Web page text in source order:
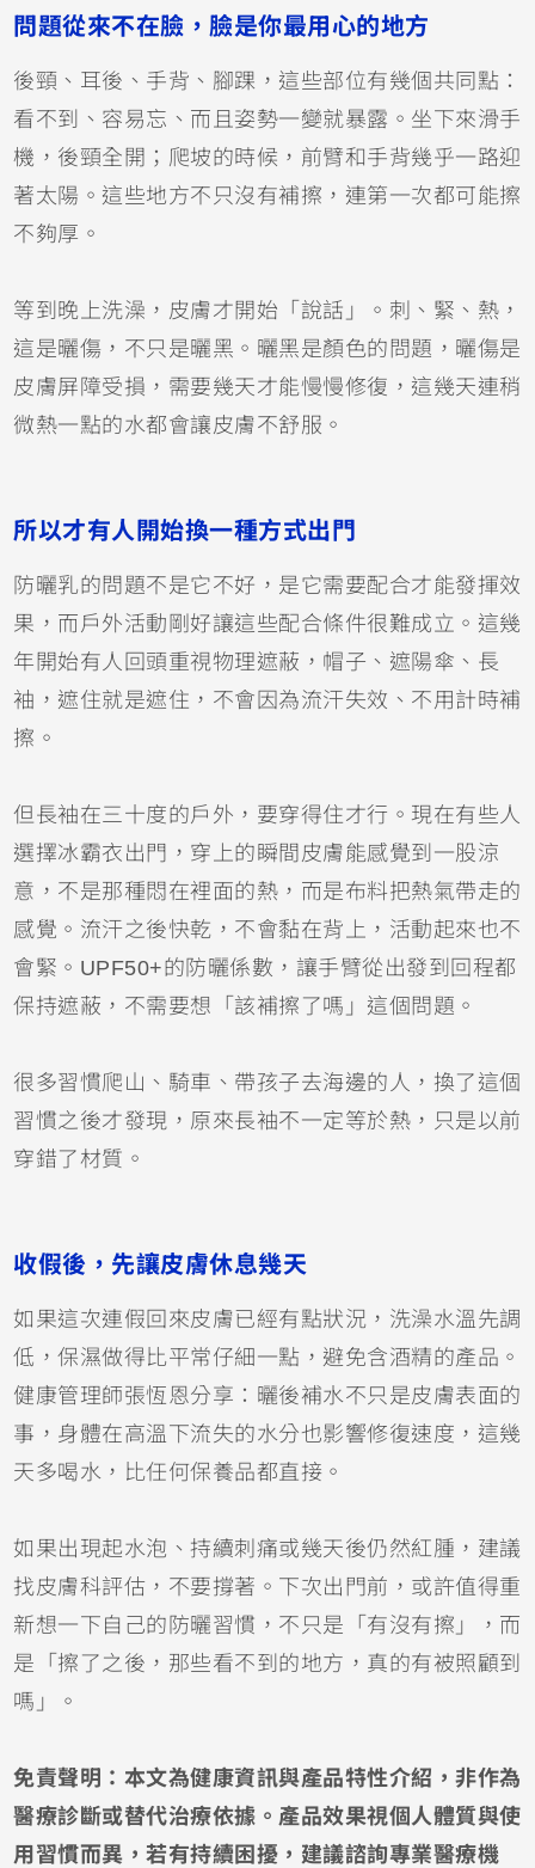
問題從來不在臉，臉是你最用心的地方
後頸、耳後、手背、腳踝，這些部位有幾個共同點：
看不到、容易忘、而且姿勢一變就暴露。坐下來滑手
機，後頸全開；爬坡的時候，前臂和手背幾乎一路迎
著太陽。這些地方不只沒有補擦，連第一次都可能擦
不夠厚。
等到晚上洗澡，皮膚才開始「說話」。刺、緊、熱，
這是曬傷，不只是曬黑。曬黑是顏色的問題，曬傷是
皮膚屏障受損，需要幾天才能慢慢修復，這幾天連稍
微熱一點的水都會讓皮膚不舒服。
所以才有人開始換一種方式出門
防曬乳的問題不是它不好，是它需要配合才能發揮效
果，而戶外活動剛好讓這些配合條件很難成立。這幾
年開始有人回頭重視物理遮蔽，帽子、遮陽傘、長
袖，遮住就是遮住，不會因為流汗失效、不用計時補
擦。
但長袖在三十度的戶外，要穿得住才行。現在有些人
選擇冰霸衣出門，穿上的瞬間皮膚能感覺到一股涼
意，不是那種悶在裡面的熱，而是布料把熱氣帶走的
感覺。流汗之後快乾，不會黏在背上，活動起來也不
會緊。UPF50+的防曬係數，讓手臂從出發到回程都
保持遮蔽，不需要想「該補擦了嗎」這個問題。
很多習慣爬山、騎車、帶孩子去海邊的人，換了這個
習慣之後才發現，原來長袖不一定等於熱，只是以前
穿錯了材質。
收假後，先讓皮膚休息幾天
如果這次連假回來皮膚已經有點狀況，洗澡水溫先調
低，保濕做得比平常仔細一點，避免含酒精的產品。
健康管理師張恆恩分享：曬後補水不只是皮膚表面的
事，身體在高溫下流失的水分也影響修復速度，這幾
天多喝水，比任何保養品都直接。
如果出現起水泡、持續刺痛或幾天後仍然紅腫，建議
找皮膚科評估，不要撐著。下次出門前，或許值得重
新想一下自己的防曬習慣，不只是「有沒有擦」，而
是「擦了之後，那些看不到的地方，真的有被照顧到
嗎」。
免責聲明：本文為健康資訊與產品特性介紹，非作為
醫療診斷或替代治療依據。產品效果視個人體質與使
用習慣而異，若有持續困擾，建議諮詢專業醫療機